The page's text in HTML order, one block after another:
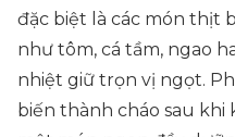
đặc biệt là các món thịt
như tôm, cá tầm, ngao
nhiệt giữ trọn vị ngọt.
biến thành cháo sau khi